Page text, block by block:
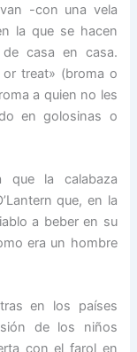
-con una vela
la que se hacen
casa en casa.
treat» (broma o
a quien no les
en golosinas o
que la calabaza
que, en la
a beber en su
era un hombre
en los países
de los niños
con el farol en